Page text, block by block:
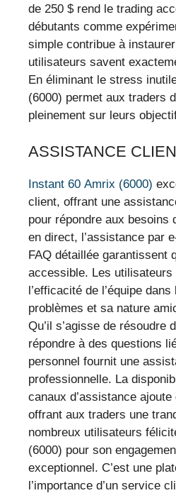
de 250 $ rend le trading
débutants comme
simple contribue à
utilisateurs savent
En éliminant le stress
(6000) permet aux traders
pleinement sur leurs
ASSISTANCE
Instant 60 Amrix (6000)
client, offrant une
pour répondre aux besoins
en direct, l’assistance par
FAQ détaillée garantissent
accessible. Les utilisateurs
l’efficacité de l’équipe
problèmes et sa nature
Qu’il s’agisse de résoudre
répondre à des questions
personnel fournit une
professionnelle. La
canaux d’assistance
offrant aux traders une
nombreux utilisateurs
(6000) pour son
exceptionnel. C’est une
l’importance d’un service